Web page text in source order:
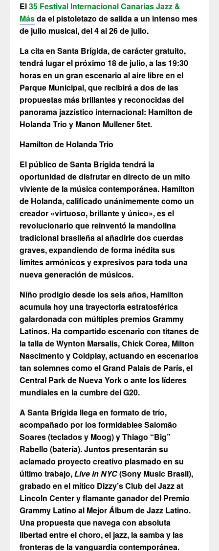
El35 Festival Internacional Canarias Jazz &
Másda el pistoletazo de salida a un intenso mes
de julio musical, del 4 al 26 de julio.
La cita en Santa Brígida, de carácter gratuito,
tendrá lugar el próximo 18 de julio, a las 19:30
horas en un gran escenario al aire libre en el
Parque Municipal, que recibirá a dos de las
propuestas más brillantes y reconocidas del
panorama jazzístico internacional: Hamilton de
Holanda Trio y Manon Mullener 5tet.
Hamilton de Holanda Trio
El público de Santa Brígida tendrá la
oportunidad de disfrutar en directo de un mito
viviente de la música contemporánea. Hamilton
de Holanda, calificado unánimemente como un
creador «virtuoso, brillante y único», es el
revolucionario que reinventó la mandolina
tradicional brasileña al añadirle dos cuerdas
graves, expandiendo de forma inédita sus
límites armónicos y expresivos para toda una
nueva generación de músicos.
Niño prodigio desde los seis años, Hamilton
acumula hoy una trayectoria estratosférica
galardonada con múltiples premios Grammy
Latinos. Ha compartido escenario con titanes de
la talla de Wynton Marsalis, Chick Corea, Milton
Nascimento y Coldplay, actuando en escenarios
tan solemnes como el Grand Palais de París, el
Central Park de Nueva York o ante los líderes
mundiales en la cumbre del G20.
A Santa Brígida llega en formato de trío,
acompañado por los formidables Salomão
Soares (teclados y Moog) y Thiago “Big”
Rabello (batería). Juntos presentarán su
aclamado proyecto creativo plasmado en su
último trabajo,Live in NYC(Sony Music Brasil),
grabado en el mítico Dizzy’s Club del Jazz at
Lincoln Center y flamante ganador del Premio
Grammy Latino al Mejor Álbum de Jazz Latino.
Una propuesta que navega con absoluta
libertad entre el choro, el jazz, la samba y las
fronteras de la vanguardia contemporánea.